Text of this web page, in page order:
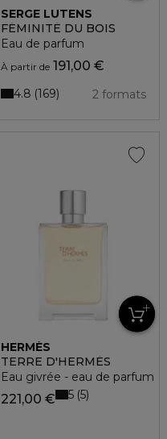
SERGE LUTENS
FÉMINITÉ DU BOIS
Eau de parfum
À partir de191,00 €
2 formats
4.8 169
HERMÈS
TERRE D'HERMÈS
Eau givrée - eau de parfum
221,00 € 5 5